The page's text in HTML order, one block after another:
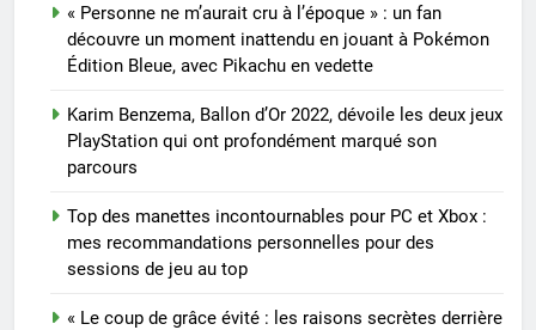
« Personne ne m’aurait cru à l’époque » : un fan
découvre un moment inattendu en jouant à Pokémon
Édition Bleue, avec Pikachu en vedette
Karim Benzema, Ballon d’Or 2022, dévoile les deux jeux
PlayStation qui ont profondément marqué son
parcours
Top des manettes incontournables pour PC et Xbox :
mes recommandations personnelles pour des
sessions de jeu au top
« Le coup de grâce évité : les raisons secrètes derrière